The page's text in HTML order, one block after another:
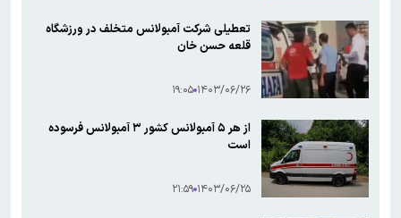
تعطیلی شرکت آمبولانس متخلف در ورزشگاه
قلعه حسن خان
۱۴۰۳/۰۶/۲۶ ۱۹:۰۵
از هر ۵ آمبولانس کشور ۳ آمبولانس فرسوده
است
۱۴۰۳/۰۶/۲۵ ۲۱:۵۹